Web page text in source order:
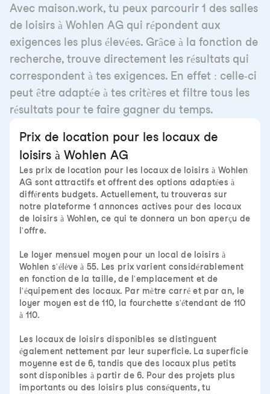
Avec maison.work, tu peux parcourir 1 des salles
de loisirs à Wohlen AG qui répondent aux
exigences les plus élevées. Grâce à la fonction de
recherche, trouve directement les résultats qui
correspondent à tes exigences. En effet : celle-ci
peut être adaptée à tes critères et filtre tous les
résultats pour te faire gagner du temps.
Prix de location pour les locaux de
loisirs à Wohlen AG
Les prix de location pour les locaux de loisirs à Wohlen
AG sont attractifs et offrent des options adaptées à
différents budgets. Actuellement, tu trouveras sur
notre plateforme 1 annonces actives pour des locaux
de loisirs à Wohlen, ce qui te donnera un bon aperçu de
l'offre.
Le loyer mensuel moyen pour un local de loisirs à
Wohlen s'élève à 55. Les prix varient considérablement
en fonction de la taille, de l'emplacement et de
l'équipement des locaux. Par mètre carré et par an, le
loyer moyen est de 110, la fourchette s'étendant de 110
à 110.
Les locaux de loisirs disponibles se distinguent
également nettement par leur superficie. La superficie
moyenne est de 6, tandis que des locaux plus petits
sont disponibles à partir de 6. Pour des projets plus
importants ou des loisirs plus conséquents, tu